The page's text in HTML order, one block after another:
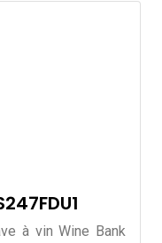
à vin Wine Bank